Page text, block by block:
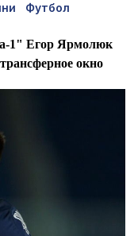
Футбол
1" Егор Ярмолюк
окно